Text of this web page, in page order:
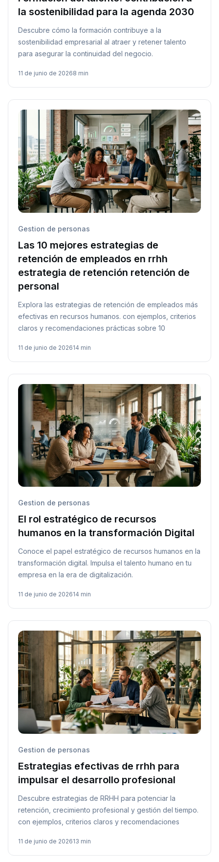
la sostenibilidad para la agenda 2030
Descubre cómo la formación contribuye a la
sostenibilidad empresarial al atraer y retener talento
para asegurar la continuidad del negocio.
11 de junio de 20268 min
Gestion de personas
Las 10 mejores estrategias de
retención de empleados en rrhh
estrategia de retención retención de
personal
Explora las estrategias de retención de empleados más
efectivas en recursos humanos. con ejemplos, criterios
claros y recomendaciones prácticas sobre 10
11 de junio de 202614 min
Gestion de personas
El rol estratégico de recursos
humanos en la transformación Digital
Conoce el papel estratégico de recursos humanos en la
transformación digital. Impulsa el talento humano en tu
empresa en la era de digitalización.
11 de junio de 202614 min
Gestion de personas
Estrategias efectivas de rrhh para
impulsar el desarrollo profesional
Descubre estrategias de RRHH para potenciar la
retención, crecimiento profesional y gestión del tiempo.
con ejemplos, criterios claros y recomendaciones
11 de junio de 202613 min